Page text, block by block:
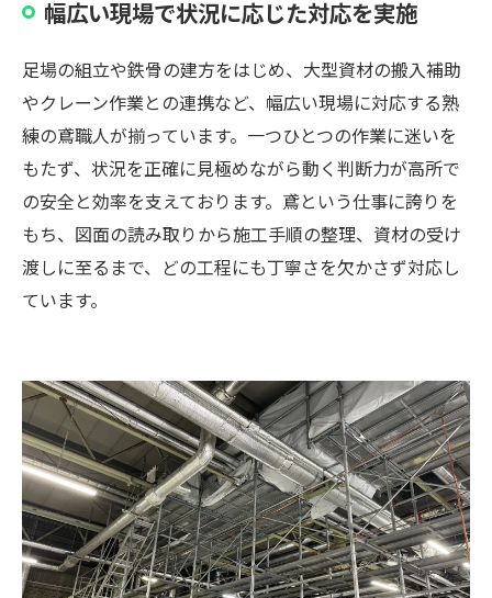
幅広い現場で状況に応じた対応を実施
足場の組立や鉄骨の建方をはじめ、大型資材の搬入補助
やクレーン作業との連携など、幅広い現場に対応する熟
練の鳶職人が揃っています。一つひとつの作業に迷いを
もたず、状況を正確に見極めながら動く判断力が高所で
の安全と効率を支えております。鳶という仕事に誇りを
もち、図面の読み取りから施工手順の整理、資材の受け
渡しに至るまで、どの工程にも丁寧さを欠かさず対応し
ています。
お問い合わせ・ご相談はこちら